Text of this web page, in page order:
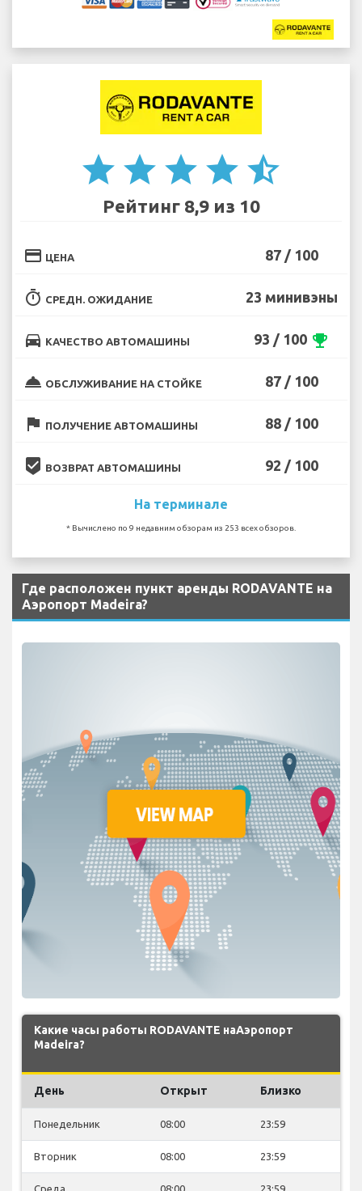
star star star star star_half
Рейтинг 8,9 из 10
credit_card ЦЕНА 87 / 100
timer СРЕДН. ОЖИДАНИЕ 23 минивэны
directions_car КАЧЕСТВО АВТОМАШИНЫ 93 / 100 emoji_events
room_service ОБСЛУЖИВАНИЕ НА СТОЙКЕ 87 / 100
flag ПОЛУЧЕНИЕ АВТОМАШИНЫ 88 / 100
beenhere ВОЗВРАТ АВТОМАШИНЫ 92 / 100
На терминале
* Вычислено по 9 недавним обзорам из 253 всех обзоров.
Где расположен пункт аренды RODAVANTE на
Аэропорт Madeira?
Какие часы работы RODAVANTE наАэропорт
Madeira?
День Открыт Близко
Понедельник 08:00 23:59
Вторник 08:00 23:59
Среда 08:00 23:59